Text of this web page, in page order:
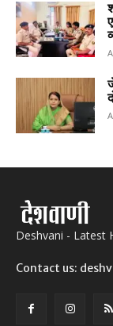
Deshvani - Latest
Contact us: